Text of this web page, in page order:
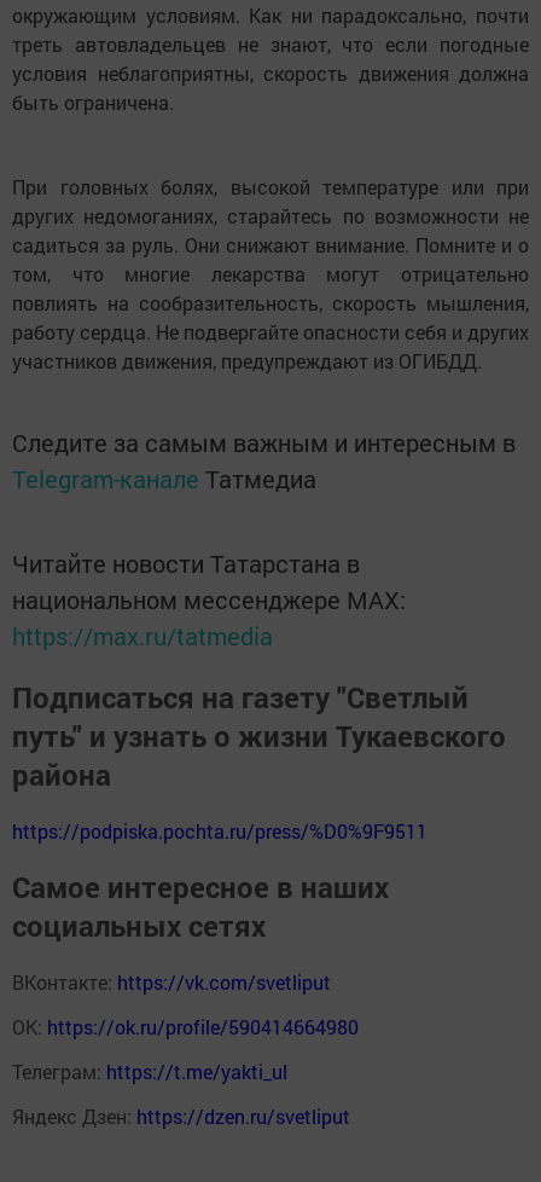
окружающим условиям. Как ни парадоксально, почти
треть автовладельцев не знают, что если погодные
условия неблагоприятны, скорость движения должна
быть ограничена.
При головных болях, высокой температуре или при
других недомоганиях, старайтесь по возможности не
садиться за руль. Они снижают внимание. Помните и о
том, что многие лекарства могут отрицательно
повлиять на сообразительность, скорость мышления,
работу сердца. Не подвергайте опасности себя и других
участников движения, предупреждают из ОГИБДД.
Следите за самым важным и интересным в
Telegram-канале Татмедиа
Читайте новости Татарстана в
национальном мессенджере MАХ:
https://max.ru/tatmedia
Подписаться на газету "Светлый
путь" и узнать о жизни Тукаевского
района
https://podpiska.pochta.ru/press/%D0%9F9511
Самое интересное в наших
социальных сетях
ВКонтакте: https://vk.com/svetliput
ОК: https://ok.ru/profile/590414664980
Телеграм: https://t.me/yakti_ul
Яндекс Дзен: https://dzen.ru/svetliput